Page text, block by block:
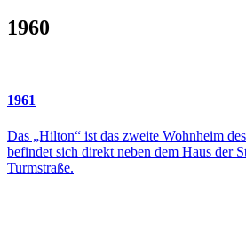
1960
1961
Das „Hilton“ ist das zweite Wohnheim
befindet sich direkt neben dem Haus der
Turmstraße.